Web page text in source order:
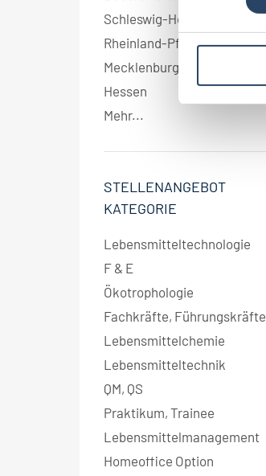
i
l
l
g
s
s
h
l
Schleswig-Holstein
Rheinland-Pfalz
Mecklenburg-Vorpommern
Hessen
Mehr...
STELLENANGEBOT
KATEGORIE
Lebensmitteltechnologie
F & E
Ökotrophologie
Fachkräfte, Führungskräfte
Lebensmittelchemie
Lebensmitteltechnik
QM, QS
Praktikum, Trainee
Lebensmittelmanagement
Homeoffice Option